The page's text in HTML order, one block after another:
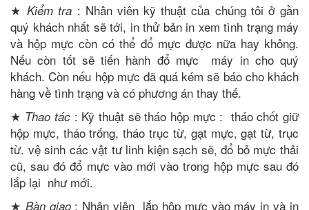
★Kiểm tra : Nhân viên kỹ thuật của chúng tôi ở gần
quý khách nhất sẽ tới, in thử bản in xem tình trạng máy
và hộp mực còn có thể đổ mực được nữa hay không.
Nếu còn tốt sẽ tiến hành đổ mực máy in cho quý
khách. Còn nếu hộp mực đã quá kém sẽ báo cho khách
hàng về tình trạng và có phương án thay thế.
★ Thao tác : Kỹ thuật sẽ tháo hộp mực : tháo chốt giữ
hộp mực, tháo trống, tháo trục từ, gạt mực, gạt từ, trục
từ. vệ sinh các vật tư linh kiện sạch sẽ, đổ bỏ mực thải
cũ, sau đó đổ mực vào mới vào trong hộp mực sau đó
lắp lại như mới.
★ Bàn giao : Nhân viên lắp hộp mực vào máy in và in